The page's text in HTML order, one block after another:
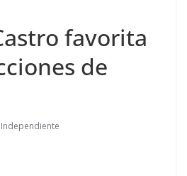
favorita
de
Independiente